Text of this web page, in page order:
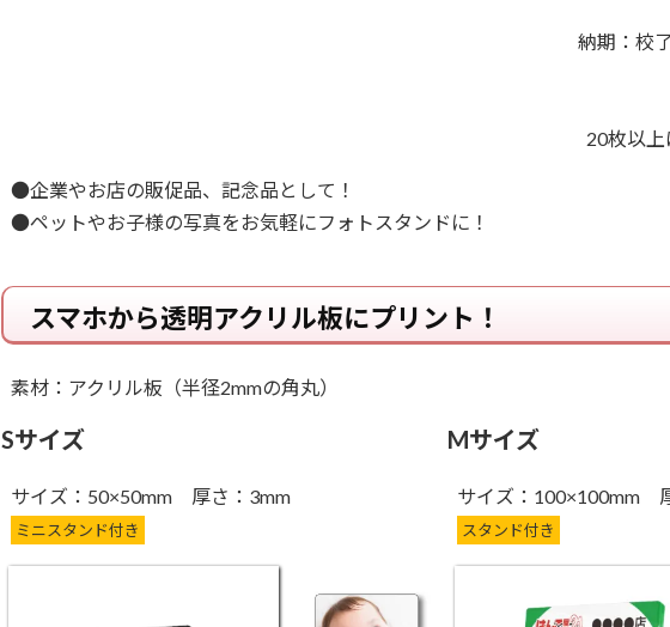
納期：校
20枚以上
●企業やお店の販促品、記念品として！
●ペットやお子様の写真をお気軽にフォトスタンドに！
スマホから透明アクリル板にプリント！
素材：アクリル板（半径2mmの角丸）
Sサイズ
サイズ：50×50mm 厚さ：3mm
ミニスタンド付き
Mサイズ
サイズ：100×100mm
スタンド付き